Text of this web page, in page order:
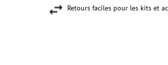
Retours faciles pour les kits et